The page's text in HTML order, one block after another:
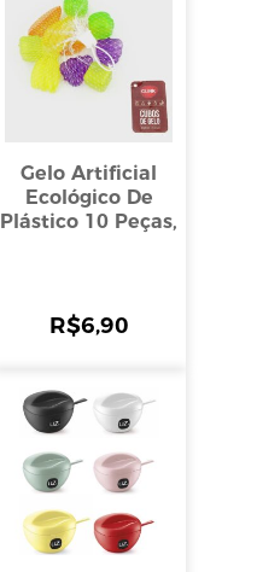
Gelo Artificial
Ecológico De
Plástico 10 Peças,
R$6,90